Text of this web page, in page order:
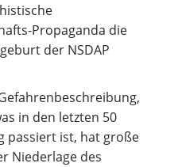
Propaganda die
der NSDAP
in den letzten 50
passiert ist, hat große
Niederlage des